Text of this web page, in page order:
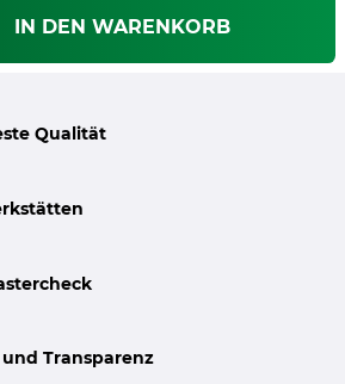
IN DEN WARENKORB
Qualität
Transparenz